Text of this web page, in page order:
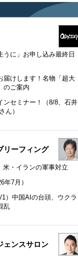
うに」お申し込み最終日
届けします！名物「超大
のご案内
ンセミナー！（8/8、石井
ん）
リーフィング
米・イランの軍事対立
年7月）
）中国AIの台頭、ウクラ
乱
ェンスサロン